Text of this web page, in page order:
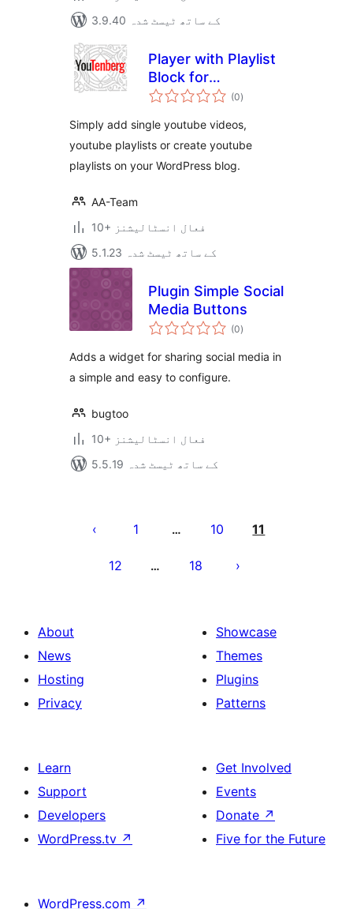
3.9.40 کے ساتھ ٹیسٹ شدہ
Player with Playlist
Block for
WordPress Editor
(0مجموعی
درجہ
)
Simply add single youtube videos,
youtube playlists or create youtube
playlists on your WordPress blog.
AA-Team
10+ فعال انسٹالیشنز
5.1.23 کے ساتھ ٹیسٹ شدہ
Plugin Simple Social
Media Buttons
(0مجموعی
درجہ
)
Adds a widget for sharing social media in
a simple and easy to configure.
bugtoo
10+ فعال انسٹالیشنز
5.5.19 کے ساتھ ٹیسٹ شدہ
pagination
1 … 10 11
12 … 18
About
News
Hosting
Privacy
Showcase
Themes
Plugins
Patterns
Learn
Support
Developers
WordPress.tv ↗
Get Involved
Events
Donate ↗
Five for the Future
WordPress.com ↗